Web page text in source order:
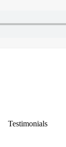
Testimonials